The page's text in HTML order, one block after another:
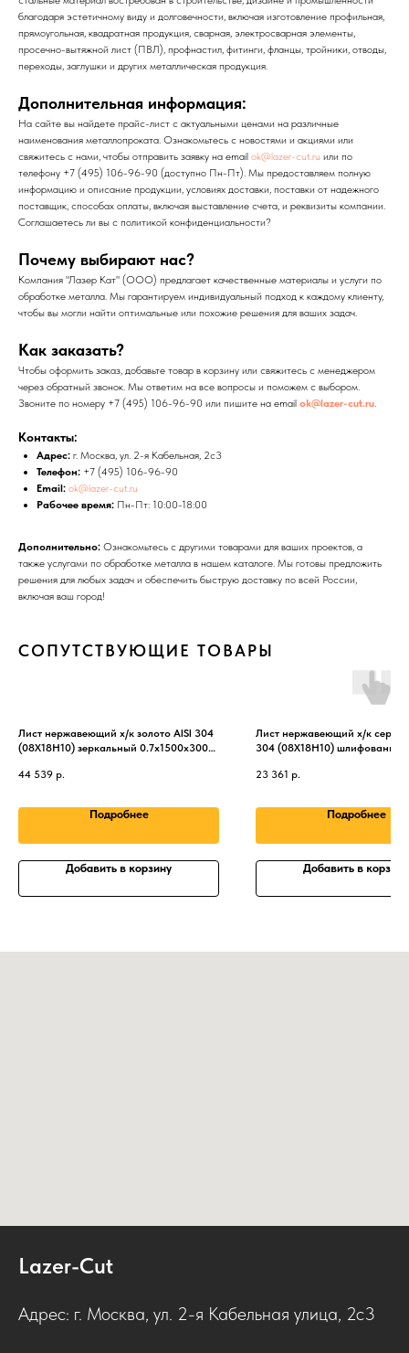
благодаря эстетичному виду и долговечности, включая изготовление профильная,
прямоугольная, квадратная продукция, сварная, электросварная элементы,
просечно-вытяжной лист (ПВЛ), профнастил, фитинги, фланцы, тройники, отводы,
переходы, заглушки и других металлическая продукция.
Дополнительная информация:
На сайте вы найдете прайс-лист с актуальными ценами на различные
наименования металлопроката. Ознакомьтесь с новостями и акциями или
свяжитесь с нами, чтобы отправить заявку на email ok@lazer-cut.ru или по
телефону +7 (495) 106-96-90 (доступно Пн-Пт). Мы предоставляем полную
информацию и описание продукции, условиях доставки, поставки от надежного
поставщик, способах оплаты, включая выставление счета, и реквизиты компании.
Соглашаетесь ли вы с политикой конфиденциальности?
Почему выбирают нас?
Компания "Лазер Кат" (ООО) предлагает качественные материалы и услуги по
обработке металла. Мы гарантируем индивидуальный подход к каждому клиенту,
чтобы вы могли найти оптимальные или похожие решения для ваших задач.
Как заказать?
Чтобы оформить заказ, добавьте товар в корзину или свяжитесь с менеджером
через обратный звонок. Мы ответим на все вопросы и поможем с выбором.
Звоните по номеру +7 (495) 106-96-90 или пишите на email ok@lazer-cut.ru.
Контакты:
Адрес: г. Москва, ул. 2-я Кабельная, 2с3
Телефон: +7 (495) 106-96-90
Email: ok@lazer-cut.ru
Рабочее время: Пн-Пт: 10:00-18:00
Дополнительно: Ознакомьтесь с другими товарами для ваших проектов, а
также услугами по обработке металла в нашем каталоге. Мы готовы предложить
решения для любых задач и обеспечить быструю доставку по всей России,
включая ваш город!
СОПУТСТВУЮЩИЕ ТОВАРЫ
Лист нержавеющий х/к золото AISI 304
(08Х18Н10) зеркальный 0.7х1500х3000
44 539 р.
Подробнее
Добавить в корзину
Лист нержавеющий х/к
304 (08Х18Н10) шлифованный
23 361 р.
Подробнее
Добавить в корзину
Lazer-Cut
Адрес: г. Москва, ул. 2-я Кабельная улица, 2с3